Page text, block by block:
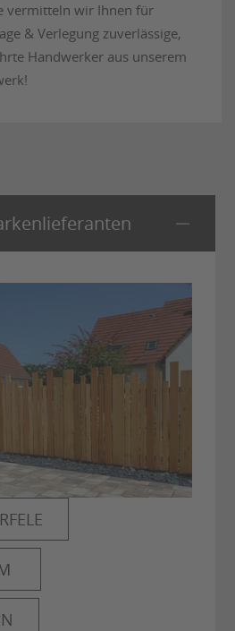
vermitteln wir Ihnen für
& Verlegung zuverlässige,
Handwerker aus unserem